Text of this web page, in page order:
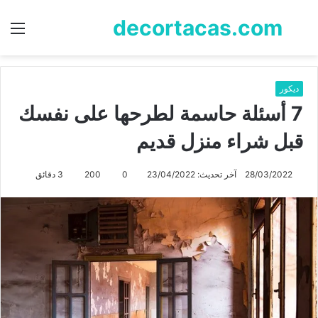
decortacas.com
بحث
ديكور
7 أسئلة حاسمة لطرحها على نفسك
قبل شراء منزل قديم
28/03/2022 آخر تحديث: 23/04/2022 0
200